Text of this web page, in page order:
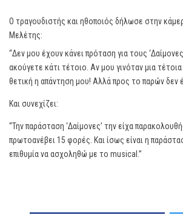
Ο τραγουδιστής και ηθοποιός δήλωσε στην
Μελέτης:
“Δεν μου έχουν κάνει πρόταση για τους
ακούγετε κάτι τέτοιο. Αν μου γινόταν μια
θετική η απάντηση μου! Αλλά προς το παρών δεν
Και συνεχίζει:
“Την παράσταση ‘Δαίμονες’ την είχα
πρωτοανέβει 15 φορές. Και ίσως είναι η
επιθυμία να ασχοληθώ με το musical.”